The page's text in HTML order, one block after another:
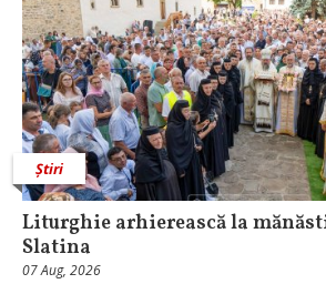
Știri
Liturghie arhierească la
Slatina
07 Aug, 2026